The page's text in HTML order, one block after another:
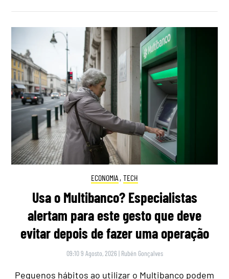
ECONOMIA , TECH
Usa o Multibanco? Especialistas
alertam para este gesto que deve
evitar depois de fazer uma operação
09:10 9 Agosto, 2026 | Rubén Gonçalves
Pequenos hábitos ao utilizar o Multibanco podem